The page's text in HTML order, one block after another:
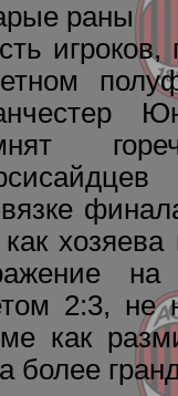
раны
2:3, не
как
более